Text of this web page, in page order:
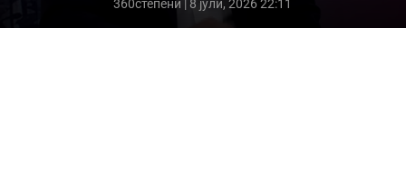
360степени | 8 јули, 2026 22:11